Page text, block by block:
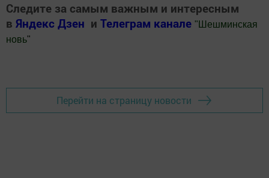
Следите за самым важным и интересным
в Яндекс Дзен и Телеграм канале " Шешминская
новь"
Перейти на страницу новости